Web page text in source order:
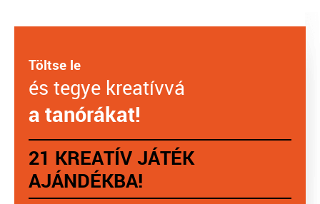
Töltse le
és tegye kreatívvá
a tanórákat!
21 KREATÍV JÁTÉK
AJÁNDÉKBA!